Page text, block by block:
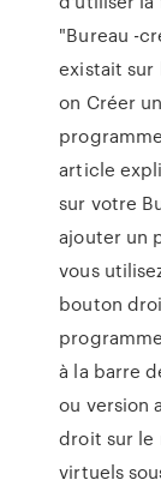
"Bureau -
existait sur
on Créer
article
sur votre
ajouter un
vous
bouton
à la barre
ou version
droit sur le
virtuels